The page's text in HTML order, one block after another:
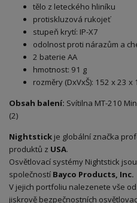
tělo z leteckého hliníku
protiskluzová rukojeť
stupeň krytí: IP-X7
odolnost proti nárazům a
2 baterie AA
hmotnost: 91 g
rozměry (DxVxŠ): 152 x 23 x
Obsah balení: Svítilna MT-210
(2)
Nightstick je globální značka
produktů z USA.
Osvětlovací systémy Nightstick
společností Bayco Products, Inc.
V jejich portfoliu nalezenete vše
jiskrově bezpečnostních